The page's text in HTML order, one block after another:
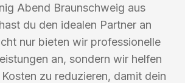
Abend Braunschweig aus
du den idealen Partner an
nur bieten wir professionelle
an, sondern wir helfen
zu reduzieren, damit dein